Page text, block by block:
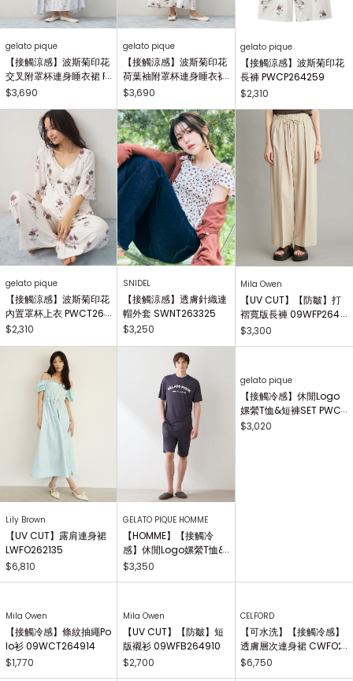
gelato pique
【接觸涼感】波斯菊印花
交叉附罩杯連身睡衣裙 P
WCO264256
$3,690
gelato pique
【接觸涼感】波斯菊印花
荷葉袖附罩杯連身睡衣裙
PWCO264257
$3,690
gelato pique
【接觸涼感】波斯菊印花
長褲 PWCP264259
$2,310
gelato pique
【接觸涼感】波斯菊印花
內置罩杯上衣 PWCT264
258
$2,310
SNIDEL
【接觸涼感】透膚針織連
帽外套 SWNT263325
$3,250
Mila Owen
【UV CUT】【防皺】打
褶寬版長褲 09WFP2649
12
$3,300
Lily Brown
【UV CUT】露肩連身裙
LWFO262135
$6,810
GELATO PIQUE HOMME
【HOMME】【接觸冷
感】休閒Logo嫘縈T恤&
五分褲SET PMCT26420
2
$3,350
Mila Owen
【UV CUT】【防皺】短
版襯衫 09WFB264910
$2,700
CELFORD
【可水洗】【接觸冷感】
透膚層次連身裙 CWFO2
64030
$6,750